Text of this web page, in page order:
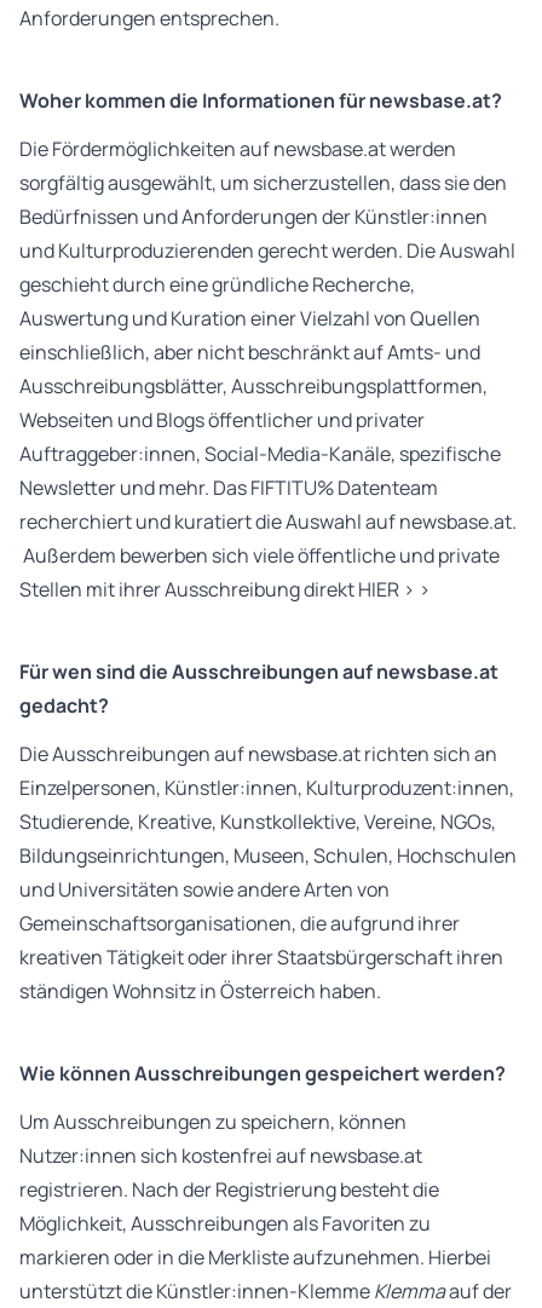
Anforderungen entsprechen.
Woher kommen die Informationen für newsbase.at?
Die Fördermöglichkeiten auf newsbase.at werden
sorgfältig ausgewählt, um sicherzustellen, dass sie den
Bedürfnissen und Anforderungen der Künstler:innen
und Kulturproduzierenden gerecht werden. Die Auswahl
geschieht durch eine gründliche Recherche,
Auswertung und Kuration einer Vielzahl von Quellen
einschließlich, aber nicht beschränkt auf Amts- und
Ausschreibungsblätter, Ausschreibungsplattformen,
Webseiten und Blogs öffentlicher und privater
Auftraggeber:innen, Social-Media-Kanäle, spezifische
Newsletter und mehr. Das FIFTITU% Datenteam
recherchiert und kuratiert die Auswahl auf newsbase.at.
Außerdem bewerben sich viele öffentliche und private
Stellen mit ihrer Ausschreibung direktHIER > >
Für wen sind die Ausschreibungen auf newsbase.at
gedacht?
Die Ausschreibungen auf newsbase.at richten sich an
Einzelpersonen, Künstler:innen, Kulturproduzent:innen,
Studierende, Kreative, Kunstkollektive, Vereine, NGOs,
Bildungseinrichtungen, Museen, Schulen, Hochschulen
und Universitäten sowie andere Arten von
Gemeinschaftsorganisationen, die aufgrund ihrer
kreativen Tätigkeit oder ihrer Staatsbürgerschaft ihren
ständigen Wohnsitz in Österreich haben.
Wie können Ausschreibungen gespeichert werden?
Um Ausschreibungen zu speichern, können
Nutzer:innen sich kostenfrei auf newsbase.at
registrieren. Nach der Registrierung besteht die
Möglichkeit, Ausschreibungen als Favoriten zu
markieren oder in die Merkliste aufzunehmen. Hierbei
unterstützt die Künstler:innen-KlemmeKlemmaauf der